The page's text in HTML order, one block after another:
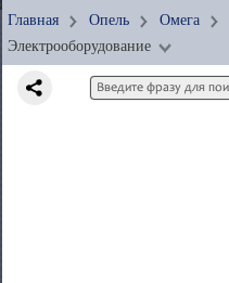
Главная Опель Омега
Электрооборудование